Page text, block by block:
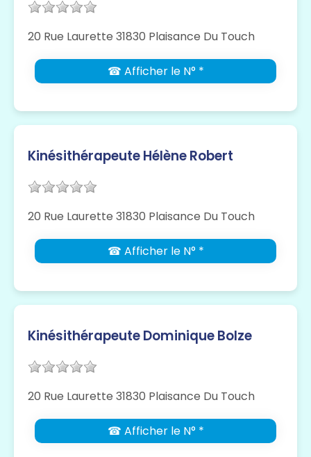
20 Rue Laurette 31830 Plaisance Du Touch
☎ Afficher le N° *
Kinésithérapeute Hélène Robert
20 Rue Laurette 31830 Plaisance Du Touch
☎ Afficher le N° *
Kinésithérapeute Dominique Bolze
20 Rue Laurette 31830 Plaisance Du Touch
☎ Afficher le N° *